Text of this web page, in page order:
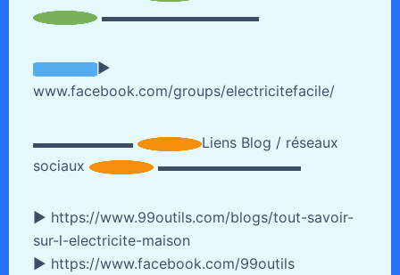
▬▬▬▬▬▬▬▬▬▬▬
►
www.facebook.com/groups/electricitefacile/
▬▬▬▬▬▬▬
Liens Blog / réseaux
sociaux
▬▬▬▬▬▬▬▬▬▬
► https://www.99outils.com/blogs/tout-savoir-
sur-l-electricite-maison
► https://www.facebook.com/99outils